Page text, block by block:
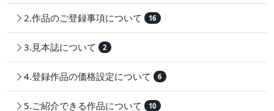
2.作品のご登録事項について 16
3.見本誌について 2
4.登録作品の価格設定について 6
5.ご紹介できる作品について 10